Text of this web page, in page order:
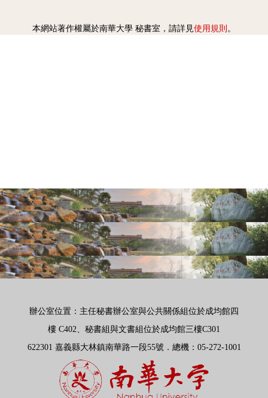
本網站著作權屬於南華大學 秘書室，請詳見使用規則 。
1
辦公室位置：主任秘書辦公室與公共關係組位於成均館四
樓 C402、秘書組與文書組位於成均館三樓C301
622301 嘉義縣大林鎮南華路一段55號．總機 ： 05-272-1001